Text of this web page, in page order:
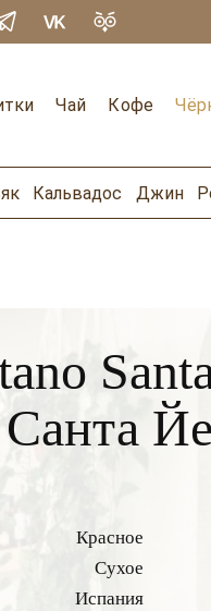
Чай Кофе
Кальвадос Джин
Красное
Сухое
Испания